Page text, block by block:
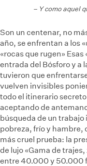
– Y como aquel
Son un centenar, no
año, se enfrentan a los
«rocas que rugen» Esas
entrada del Bósforo y a
tuvieron que
vuelven invisibles
todo el itinerario
aceptando de
búsqueda de un
pobreza, frío y hambre,
más cruel prueba: la
de lujo «Gama de
entre 40.000 y 50.000